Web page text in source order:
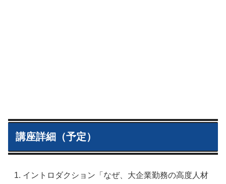
講座詳細（予定）
イントロダクション「なぜ、大企業勤務の高度人材